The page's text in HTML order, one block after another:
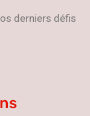
derniers défis